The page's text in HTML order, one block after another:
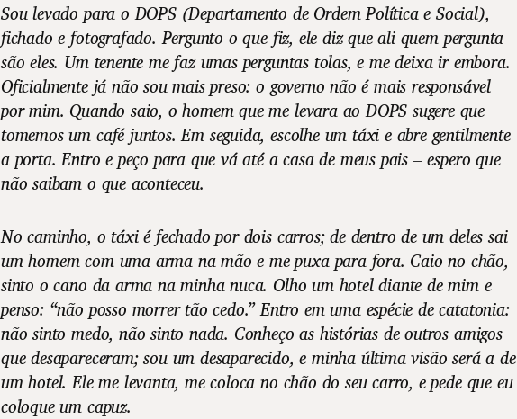
Sou levado para o DOPS (Departamento de Ordem Política e Social),
fichado e fotografado. Pergunto o que fiz, ele diz que ali quem pergunta
são eles. Um tenente me faz umas perguntas tolas, e me deixa ir embora.
Oficialmente já não sou mais preso: o governo não é mais responsável
por mim. Quando saio, o homem que me levara ao DOPS sugere que
tomemos um café juntos. Em seguida, escolhe um táxi e abre gentilmente
a porta. Entro e peço para que vá até a casa de meus pais – espero que
não saibam o que aconteceu.
No caminho, o táxi é fechado por dois carros; de dentro de um deles sai
um homem com uma arma na mão e me puxa para fora. Caio no chão,
sinto o cano da arma na minha nuca. Olho um hotel diante de mim e
penso: “não posso morrer tão cedo.” Entro em uma espécie de catatonia:
não sinto medo, não sinto nada. Conheço as histórias de outros amigos
que desapareceram; sou um desaparecido, e minha última visão será a de
um hotel. Ele me levanta, me coloca no chão do seu carro, e pede que eu
coloque um capuz.